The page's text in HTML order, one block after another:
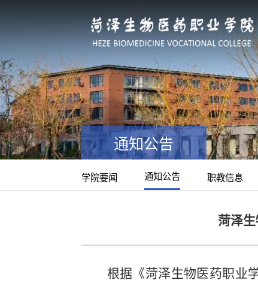
通知公告
学院要闻 通知公告 职教信息
菏泽
根据《菏泽生物医药职业